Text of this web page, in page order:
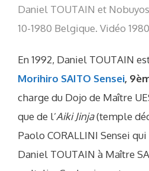
Daniel TOUTAIN et
10-1980 Belgique. Vidéo
En 1992, Daniel TOUTAIN
Morihiro SAITO Sensei,
charge du Dojo de Maître
que de l’Aiki Jinja(temple
Paolo CORALLINI Sensei
Daniel TOUTAIN à Maître